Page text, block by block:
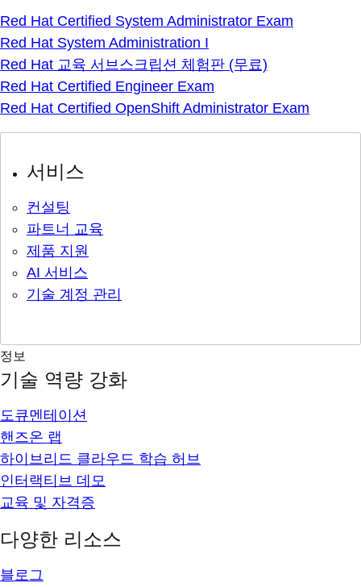
Red Hat Certified System Administrator Exam
Red Hat System Administration I
Red Hat 교육 서브스크립션 체험판 (무료)
Red Hat Certified Engineer Exam
Red Hat Certified OpenShift Administrator Exam
서비스
컨설팅
파트너 교육
제품 지원
AI 서비스
기술 계정 관리
정보
기술 역량 강화
도큐멘테이션
핸즈온 랩
하이브리드 클라우드 학습 허브
인터랙티브 데모
교육 및 자격증
다양한 리소스
블로그